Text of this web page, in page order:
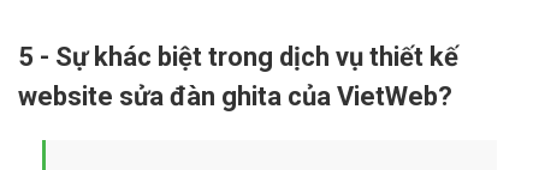
5 - Sự khác biệt trong dịch vụ thiết kế
website sửa đàn ghita của VietWeb?